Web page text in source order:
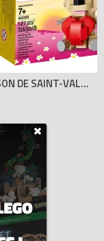
OURSON DE SAINT-VALENTIN